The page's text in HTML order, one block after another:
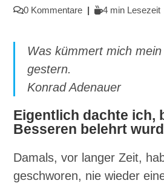
Autor:
veröffentlicht:
Beitrags-
0 Kommentare Lesedauer:
4 min Lesezeit
Was kümmert mich
gestern.
Konrad Adenauer
Eigentlich dachte ich,
Besseren belehrt
Damals, vor langer Zeit,
geschworen, nie wieder